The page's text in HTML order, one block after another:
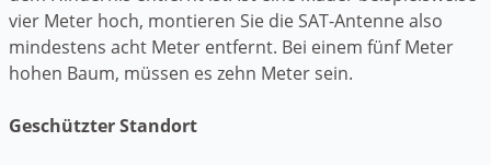
vier Meter hoch, montieren Sie die SAT-Antenne also
mindestens acht Meter entfernt. Bei einem fünf Meter
hohen Baum, müssen es zehn Meter sein.
Geschützter Standort